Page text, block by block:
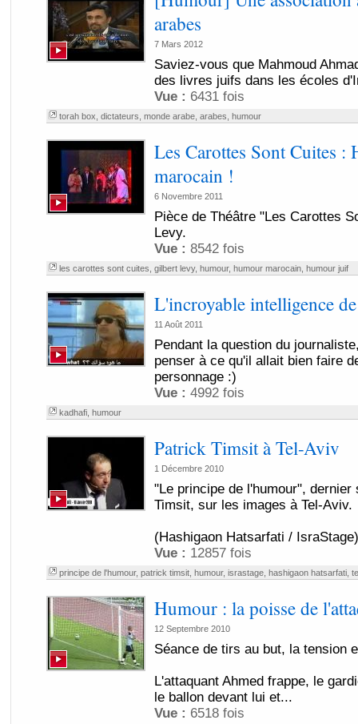
arabes
7 Mars 2012
Saviez-vous que Mahmoud
des livres juifs dans les écoles
Vue : 6431 fois
torah box dictateurs monde arabe, arabes humour
Les Carottes Sont Cuites
marocain !
6 Novembre 2011
Pièce de Théâtre "Les Carottes
Levy.
Vue : 8542 fois
les carottes sont cuites gilbert levy, humour, humour marocain, humour juif
L'incroyable intelligence
11 Août 2011
Pendant la question du
penser à ce qu'il allait bien faire
personnage :)
Vue : 4992 fois
kadhafi, humour
Patrick Timsit à Tel-Aviv
1 Décembre 2010
"Le principe de l'humour",
Timsit, sur les images à Tel-Aviv.
(Hashigaon Hatsarfati / IsraStage)
Vue : 12857 fois
principe de l'humour, patrick timsit, humour, israstage, hashigaon hatsarfati,
Humour : la poisse de
12 Septembre 2010
Séance de tirs au but, la tension
L'attaquant Ahmed frappe, le
le ballon devant lui et...
Vue : 6518 fois